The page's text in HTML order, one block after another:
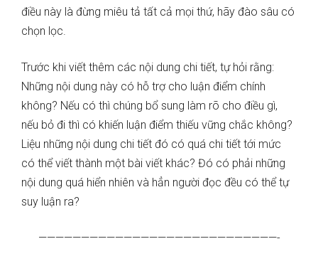
điều này là đừng miêu tả tất cả mọi thứ, hãy đào sâu có
chọn lọc.
Trước khi viết thêm các nội dung chi tiết, tự hỏi rằng:
Những nội dung này có hỗ trợ cho luận điểm chính
không? Nếu có thì chúng bổ sung làm rõ cho điều gì,
nếu bỏ đi thì có khiến luận điểm thiếu vững chắc không?
Liệu những nội dung chi tiết đó có quá chi tiết tới mức
có thể viết thành một bài viết khác? Đó có phải những
nội dung quá hiển nhiên và hẳn người đọc đều có thể tự
suy luận ra?
————————————————————————————-